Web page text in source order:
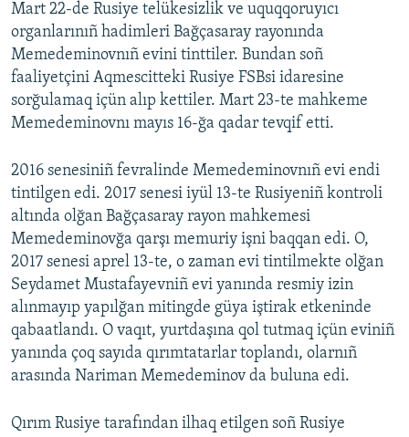
Mart 22-de Rusiye telükesizlik ve uquqqoruyıcı
organlarınıñ hadimleri Bağçasaray rayonında
Memedeminovnıñ evini tinttiler. Bundan soñ
faaliyetçini Aqmescitteki Rusiye FSBsi idaresine
sorğulamaq içün alıp kettiler. Mart 23-te mahkeme
Memedeminovnı mayıs 16-ğa qadar tevqif etti.
2016 senesiniñ fevralinde Memedeminovnıñ evi endi
tintilgen edi. 2017 senesi iyül 13-te Rusiyeniñ kontroli
altında olğan Bağçasaray rayon mahkemesi
Memedeminovğa qarşı memuriy işni baqqan edi. O,
2017 senesi aprel 13-te, o zaman evi tintilmekte olğan
Seydamet Mustafayevniñ evi yanında resmiy izin
alınmayıp yapılğan mitingde güya iştirak etkeninde
qabaatlandı. O vaqıt, yurtdaşına qol tutmaq içün eviniñ
yanında çoq sayıda qırımtatarlar toplandı, olarnıñ
arasında Nariman Memedeminov da buluna edi.
Qırım Rusiye tarafından ilhaq etilgen soñ Rusiye